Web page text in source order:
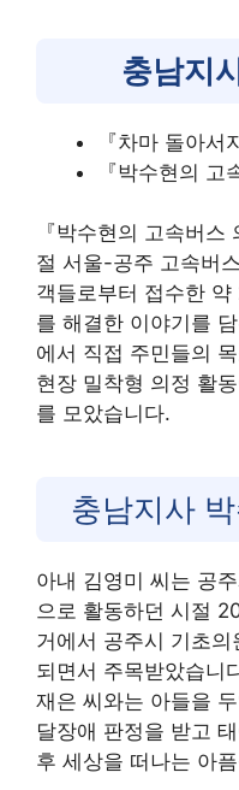
충남지
『차마 돌아
『박수현의
『박수현의 고속버
절 서울-공주 고속버
객들로부터 접수한
를 해결한 이야기를
에서 직접 주민들의
현장 밀착형 의정 활
를 모았습니다.
충남지사
아내 김영미 씨는 공
으로 활동하던 시절
거에서 공주시 기초
되면서 주목받았습니
재은 씨와는 아들을
달장애 판정을 받고
후 세상을 떠나는 아